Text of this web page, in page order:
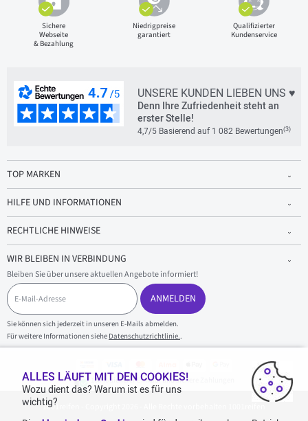
Sichere
Webseite
& Bezahlung
Niedrigpreise
garantiert
Qualifizierter
Kundenservice
UNSERE KUNDEN LIEBEN UNS ♥
Denn Ihre Zufriedenheit steht an
erster Stelle!
4,7/5 Basierend auf 1 082 Bewertungen(3)
TOP MARKEN
HILFE UND INFORMATIONEN
RECHTLICHE HINWEISE
WIR BLEIBEN IN VERBINDUNG
Bleiben Sie über unsere aktuellen Angebote informiert!
E
-
M
a
i
l
ANMELDEN
Sie können sich jederzeit in unseren E-Mails abmelden.
Für weitere Informationen siehe Datenschutzrichtlinie..
100 % sicherer Einkauf und sichere Zahlungen
1001reifen - Copyright 2026 - Alle Rechte vorbehalten 1001reifen
ALLES LÄUFT MIT DEN COOKIES!
Wozu dient das? Warum ist es für uns
wichtig?